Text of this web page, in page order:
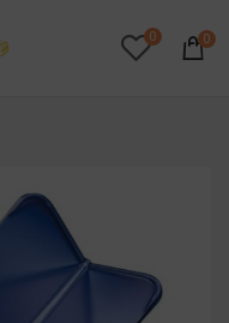
0 0